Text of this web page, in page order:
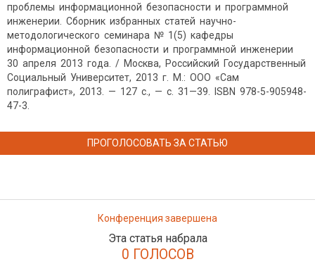
проблемы информационной безопасности и программной
инженерии. Сборник избранных статей научно-
методологического семинара № 1(5) кафедры
информационной безопасности и программной инженерии
30 апреля 2013 года. / Москва, Российский Государственный
Социальный Университет, 2013 г. М.: ООО «Сам
полиграфист», 2013. — 127 с., — с. 31—39. ISBN 978-5-905948-
47-3.
ПРОГОЛОСОВАТЬ ЗА СТАТЬЮ
Конференция завершена
Эта статья набрала
0 ГОЛОСОВ